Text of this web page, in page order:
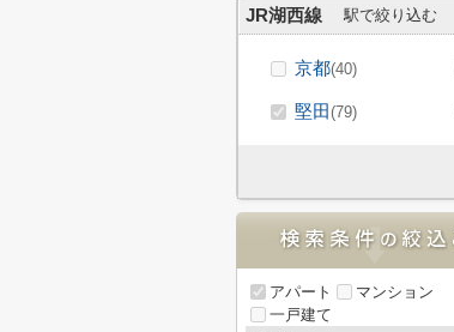
JR湖西線 駅で絞り込む
京都(40)
堅田(79)
アパート
マンション
一戸建て